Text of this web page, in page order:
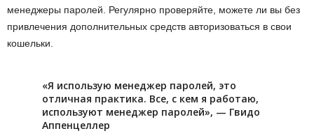
менеджеры паролей. Регулярно проверяйте, можете ли вы без
привлечения дополнительных средств авторизоваться в свои
кошельки.
«Я использую менеджер паролей, это
отличная практика. Все, с кем я работаю,
используют менеджер паролей», — Гвидо
Аппенцеллер